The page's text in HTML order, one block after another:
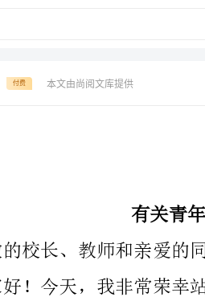
付费 本文由尚阅文库提供